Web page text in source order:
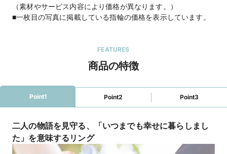
（素材やサービス内容により価格が異なります。）
■一枚目の写真に掲載している指輪の価格を表示しています。
FEATURES
商品の特徴
Point1 Point2 Point3
二人の物語を見守る、「いつまでも幸せに暮らしまし
た」を意味するリング